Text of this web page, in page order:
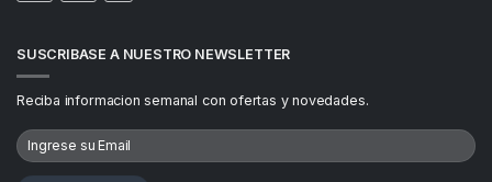
SUSCRIBASE A NUESTRO NEWSLETTER
Reciba informacion semanal con ofertas y novedades.